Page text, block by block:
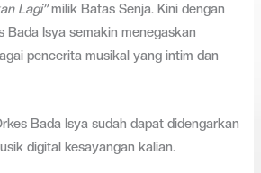
Lagi”milik Batas Senja. Kini dengan
Bada Isya semakin menegaskan
pencerita musikal yang intim dan
Bada Isya sudah dapat didengarkan
digital kesayangan kalian.